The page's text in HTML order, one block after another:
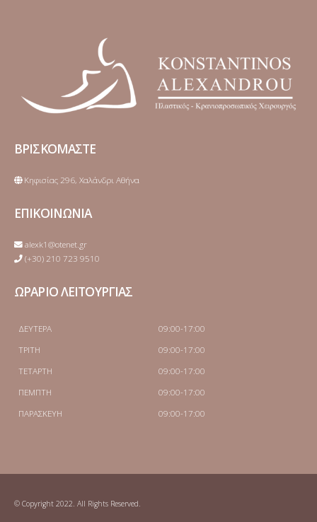
ΒΡΙΣΚΟΜΑΣΤΕ
Κηφισίας 296, Χαλάνδρι Αθήνα
ΕΠΙΚΟΙΝΩΝΙΑ
alexk1@otenet.gr
(+30) 210 723 9510
ΩΡΑΡΙΟ ΛΕΙΤΟΥΡΓΙΑΣ
ΔΕΥΤΕΡΑ
09:00-17:00
ΤΡΙΤΗ
09:00-17:00
ΤΕΤΑΡΤΗ
09:00-17:00
ΠΕΜΠΤΗ
09:00-17:00
ΠΑΡΑΣΚΕΥΗ
09:00-17:00
© Copyright 2022. All Rights Reserved.